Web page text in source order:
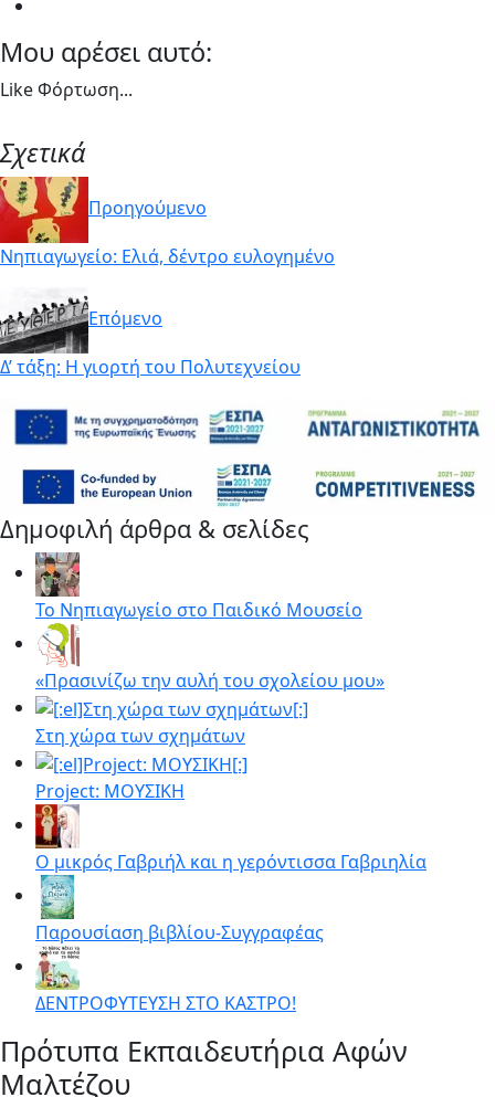
Μου αρέσει αυτό:
LikeΦόρτωση...
Σχετικά
Προηγούμενο
Νηπιαγωγείο: Ελιά, δέντρο ευλογημένο
Επόμενο
Δ’ τάξη: Η γιορτή του Πολυτεχνείου
Δημοφιλή άρθρα & σελίδες
Το Νηπιαγωγείο στο Παιδικό Μουσείο
«Πρασινίζω την αυλή του σχολείου μου»
Στη χώρα των σχημάτων
Project: ΜΟΥΣΙΚΗ
Ο μικρός Γαβριήλ και η γερόντισσα Γαβριηλία
Παρουσίαση βιβλίου-Συγγραφέας
ΔΕΝΤΡΟΦΥΤΕΥΣΗ ΣΤΟ ΚΑΣΤΡΟ!
Πρότυπα Εκπαιδευτήρια Αφών
Μαλτέζου